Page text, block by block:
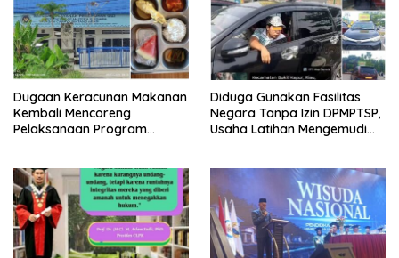
Penegakan Hukum
Dugaan Keracunan Makanan
Kembali Mencoreng
Pelaksanaan Program
Bersama Kota Dumai
Diduga Gunakan Fasilitas
Negara Tanpa Izin DPMPTSP,
Usaha Latihan Mengemudi